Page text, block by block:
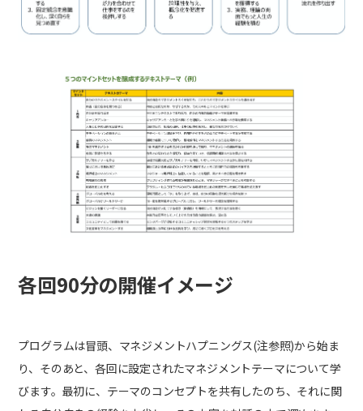
各回90分の開催イメージ
プログラムは冒頭、マネジメントハプニングス(注参照)から始ま
り、そのあと、各回に設定されたマネジメントテーマについて学
びます。最初に、テーマのコンセプトを共有したのち、それに関